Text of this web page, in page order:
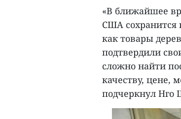
«В ближайшее
США сохранится
как товары
подтвердили
сложно найти
качеству, цене,
подчеркнул Нго